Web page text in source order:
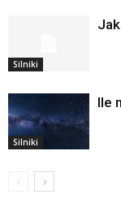
Silniki
Silniki
Ile